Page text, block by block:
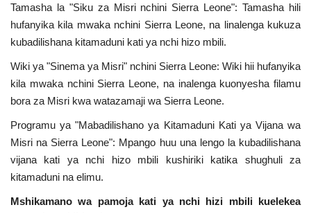
Tamasha la "Siku za Misri nchini Sierra Leone": Tamasha hili
hufanyika kila mwaka nchini Sierra Leone, na linalenga kukuza
kubadilishana kitamaduni kati ya nchi hizo mbili.
Wiki ya "Sinema ya Misri" nchini Sierra Leone: Wiki hii hufanyika
kila mwaka nchini Sierra Leone, na inalenga kuonyesha filamu
bora za Misri kwa watazamaji wa Sierra Leone.
Programu ya "Mabadilishano ya Kitamaduni Kati ya Vijana wa
Misri na Sierra Leone": Mpango huu una lengo la kubadilishana
vijana kati ya nchi hizo mbili kushiriki katika shughuli za
kitamaduni na elimu.
Mshikamano wa pamoja kati ya nchi hizi mbili kuelekea